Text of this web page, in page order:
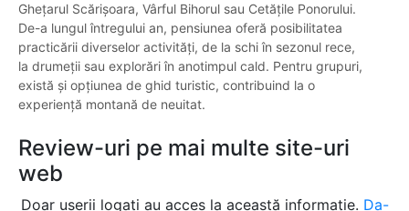
Ghețarul Scărișoara, Vârful Bihorul sau Cetățile Ponorului.
De-a lungul întregului an, pensiunea oferă posibilitatea
practicării diverselor activități, de la schi în sezonul rece,
la drumeții sau explorări în anotimpul cald. Pentru grupuri,
există și opțiunea de ghid turistic, contribuind la o
experiență montană de neuitat.
Review-uri pe mai multe site-uri
web
Doar userii logați au acces la această informație. Da-